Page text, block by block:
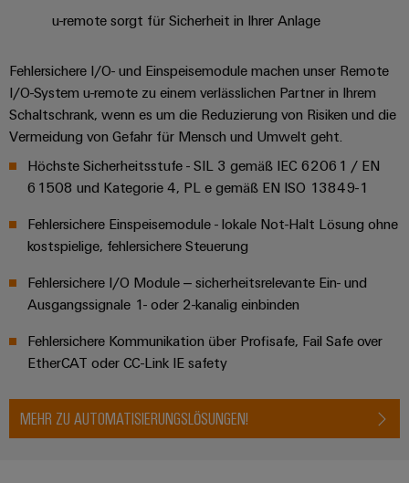
u-remote sorgt für Sicherheit in Ihrer Anlage
Fehlersichere I/O- und Einspeisemodule machen unser Remote
I/O-System u-remote zu einem verlässlichen Partner in Ihrem
Schaltschrank, wenn es um die Reduzierung von Risiken und die
Vermeidung von Gefahr für Mensch und Umwelt geht.
Höchste Sicherheitsstufe - SIL 3 gemäß IEC 62061 / EN
61508 und Kategorie 4, PL e gemäß EN ISO 13849-1​
Fehlersichere Einspeisemodule - lokale Not-Halt Lösung ohne
kostspielige, fehlersichere Steuerung
Fehlersichere I/O Module – sicherheitsrelevante Ein- und
Ausgangssignale 1- oder 2-kanalig einbinden ​
Fehlersichere Kommunikation über Profisafe, Fail Safe over
EtherCAT oder CC-Link IE safety​
MEHR ZU AUTOMATISIERUNGSLÖSUNGEN!